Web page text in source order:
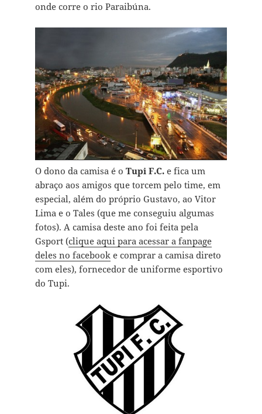
onde corre o rio Paraibúna.
O dono da camisa é o Tupi F.C.e fica um
abraço aos amigos que torcem pelo time, em
especial, além do próprio Gustavo, ao Vitor
Lima e o Tales (que me conseguiu algumas
fotos). A camisa deste ano foi feita pela
Gsport (clique aqui para acessar a fanpage
deles no facebooke comprar a camisa direto
com eles), fornecedor de uniforme esportivo
do Tupi.